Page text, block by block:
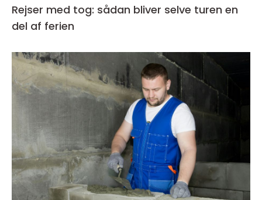
Rejser med tog: sådan bliver selve turen en
del af ferien